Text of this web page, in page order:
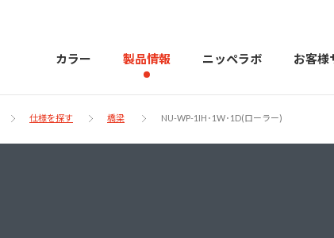
カラー 製品情報 ニッペラボ お客様
仕様を探す 橋梁 NU-WP-1IH･1W･1D(ローラー)